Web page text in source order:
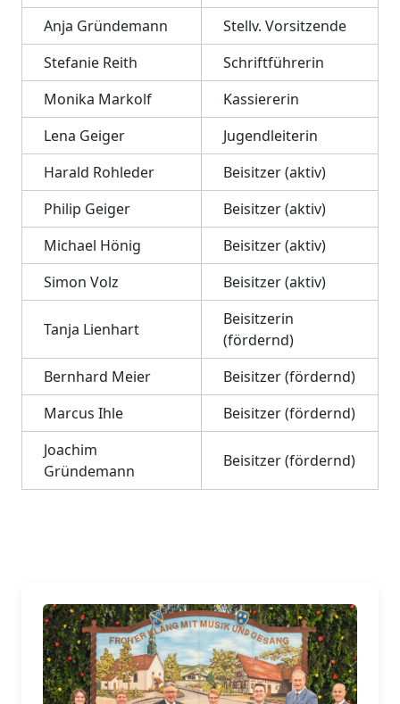
Anja Gründemann
Stellv. Vorsitzende
Stefanie Reith
Schriftführerin
Monika Markolf
Kassiererin
Lena Geiger
Jugendleiterin
Harald Rohleder
Beisitzer (aktiv)
Philip Geiger
Beisitzer (aktiv)
Michael Hönig
Beisitzer (aktiv)
Simon Volz
Beisitzer (aktiv)
Tanja Lienhart
Beisitzerin
(fördernd)
Bernhard Meier
Beisitzer (fördernd)
Marcus Ihle
Beisitzer (fördernd)
Joachim
Gründemann
Beisitzer (fördernd)